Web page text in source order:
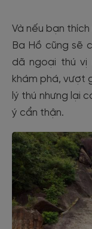
Và nếu bạn
Ba Hồ cũng sẽ
dã ngoại thú vị
khám phá, vượt
lý thú nhưng lại
ý cẩn thận.